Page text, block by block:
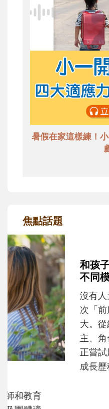
暑假在家這樣練！
焦點話題
和孩子一起長大的
不同模樣
沒有人天生就擅長當
次「前所未有」的體
大。從給予安全感的
主、角色認同及解決
正嘗試用不同的模樣